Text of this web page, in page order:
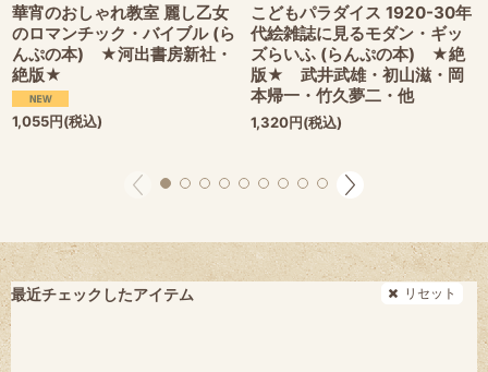
華宵のおしゃれ教室 麗し乙女
のロマンチック・バイブル (ら
んぷの本) ★河出書房新社・
絶版★
1,055円(税込)
こどもパラダイス 1920-30年
代絵雑誌に見るモダン・ギッ
ズらいふ (らんぷの本) ★絶
版★ 武井武雄・初山滋・岡
本帰一・竹久夢二・他
1,320円(税込)
最近チェックしたアイテム リセット